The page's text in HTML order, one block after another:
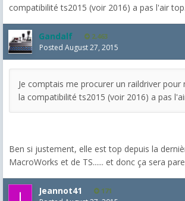
compatibilité ts2015 (voir 2016) a pas l'air
Gandalf 2,463
Posted August 27, 2015
Je comptais me procurer un raildriver pour
la compatibilité ts2015 (voir 2016) a pas
Ben si justement, elle est top depuis la
MacroWorks et de TS...... et donc ça sera
Jeannot41 171